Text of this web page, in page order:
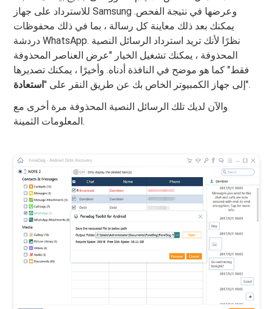
للاسترداد على جهاز Samsung وعرضها في نتيجة الفحص.
يمكنك بعد ذلك معاينة كل رسالة ، بما في ذلك محفوظات
دردشة WhatsApp. نظرًا لأنك تريد استرداد الرسائل النصية
المحذوفة ، يمكنك تشغيل الخيار "عرض العناصر المحذوفة
فقط" كما هو موضح في النافذة أدناه. وأخيرًا ، يمكنك تصديرها
إلى جهاز الكمبيوتر الخاص بك عن طريق النقر على "استعادة
".
والآن لديك تلك الرسائل النصية المحذوفة مرة أخرى مع
المعلومات الثمينة.